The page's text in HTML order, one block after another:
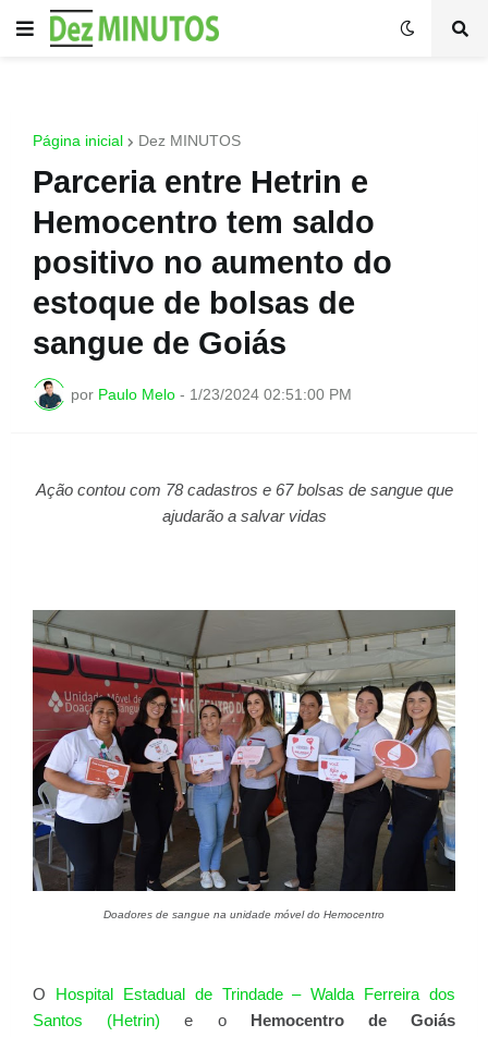
Página inicial Dez MINUTOS
Parceria entre Hetrin e
Hemocentro tem saldo
positivo no aumento do
estoque de bolsas de
sangue de Goiás
por Paulo Melo - 1/23/2024 02:51:00 PM
Ação contou com 78 cadastros e 67 bolsas de sangue que
ajudarão a salvar vidas
Doadores de sangue na unidade móvel do Hemocentro
O
Hospital Estadual de Trindade – Walda Ferreira dos
Santos (Hetrin) e o
Hemocentro de Goiás